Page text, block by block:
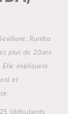
Rumba
plus de 20ans
Elle impliquera
et
(débutants